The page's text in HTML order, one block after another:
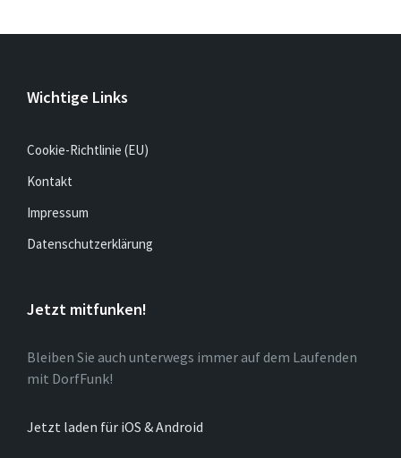
Wichtige Links
Cookie-Richtlinie (EU)
Kontakt
Impressum
Datenschutzerklärung
Jetzt mitfunken!
Bleiben Sie auch unterwegs immer auf dem Laufenden
mit DorfFunk!
Jetzt laden für iOS & Android